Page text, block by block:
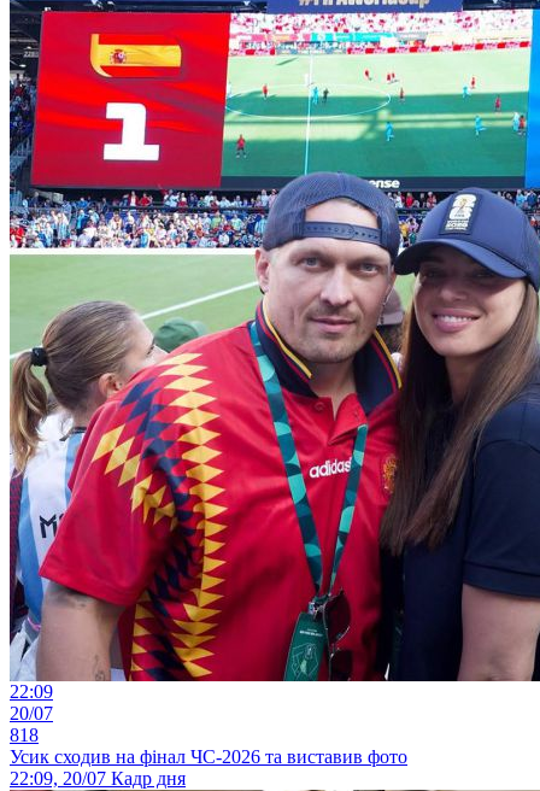
22:09
20/07
818
Усик сходив на фінал ЧС-2026 та виставив фото
22:09, 20/07 Кадр дня